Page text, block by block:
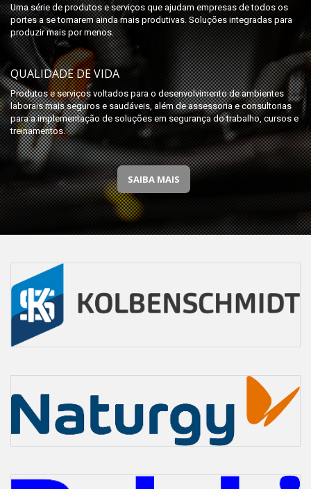
Uma série de produtos e serviços que ajudam empresas de todos os
portes a se tornarem ainda mais produtivas. Soluções integradas para
produzir mais por menos.
QUALIDADE DE VIDA
Produtos e serviços voltados para o desenvolvimento de ambientes
laborais mais seguros e saudáveis, além de assessoria e consultorias
para a implementação de soluções em segurança do trabalho, cursos e
treinamentos.
SAIBA MAIS